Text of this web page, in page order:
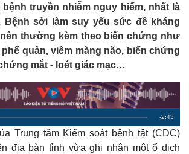
bệnh truyền nhiễm nguy hiểm, nhất là
Bệnh sởi làm suy yếu sức đề kháng
thường kèm theo biến chứng như
quản, viêm màng não, biến chứng
mắt - loét giác mạc…
R
e
-2:43
Trung tâm Kiểm soát bệnh tật (CDC)
địa bàn tỉnh vừa ghi nhận một ổ dịch